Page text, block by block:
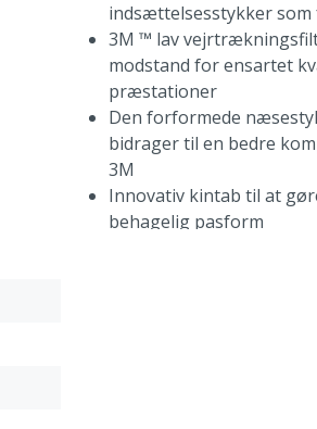
indsættelsesstykker
3M ™ lav
modstand for ensartet
præstationer
Den forformede
bidrager til en bedre
3M
Innovativ kintab til at
behagelig pasform